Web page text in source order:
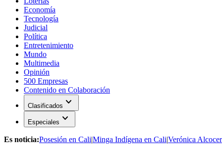
Economía
Tecnología
Judicial
Política
Entretenimiento
Mundo
Multimedia
Opinión
500 Empresas
Contenido en Colaboración
Clasificados expand_more
Especiales expand_more
Es noticia:Posesión en Cali|Minga Indígena en Cali|Verónica Alcocer